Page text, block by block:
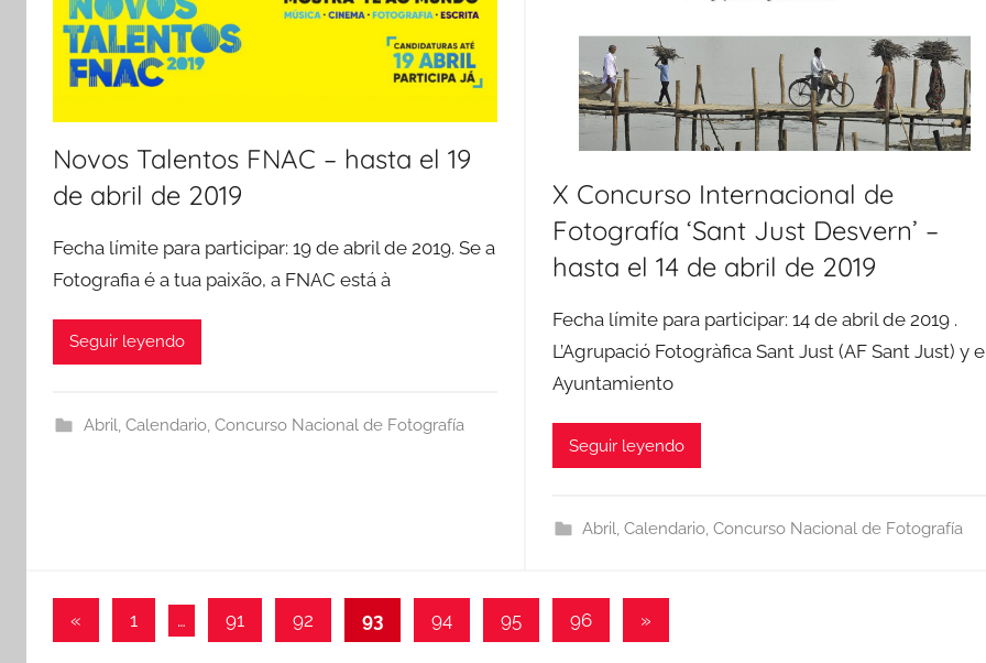
Novos Talentos FNAC – hasta el 19
de abril de 2019
Fecha límite para participar: 19 de abril de 2019. Se a
Fotografia é a tua paixão, a FNAC está à
Seguir leyendo
Abril, Calendario, Concurso Nacional de Fotografía
X Concurso Internacional de
Fotografía ‘Sant Just Desvern’ –
hasta el 14 de abril de 2019
Fecha límite para participar: 14 de abril de 2019 .
L’Agrupació Fotogràfica Sant Just (AF Sant Just) y
Ayuntamiento
Seguir leyendo
Abril,Calendario,Concurso Nacional de Fotografía
Paginación
« Entradas
1 … 91 92 93 94 95 96
Entradas
»